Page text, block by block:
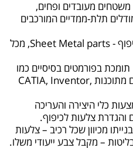
משטחים מעובדים ופחים,
תלת-ממדיים המורכבים
ייבא פריטי משטחים המיועדים לכיפוף - Sheet Metal parts, מכל
תוכנת BricsCAD Sheet metal תומכת בפורמטים בסיסיים כמו
STEP או IGES ובפורמטים מקוריים מתוכנות CATIA, Inventor,
כלי היצירה והעריכה
והגדרת צלעות לכיפוף.
מכיוון שכל רכיב – צלעות
– מקבל צבע ייעודי משלו.